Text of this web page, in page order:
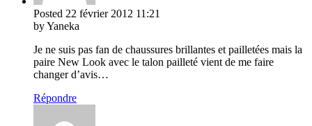
Posted 22 février 2012 11:21
by Yaneka
Je ne suis pas fan de chaussures brillantes et pailletées mais la
paire New Look avec le talon pailleté vient de me faire
changer d’avis…
Répondre